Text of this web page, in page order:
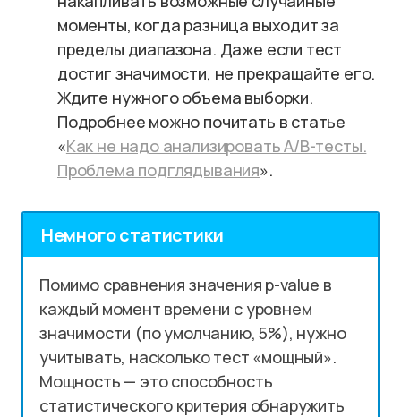
моменты, когда разница выходит за
пределы диапазона. Даже если тест
достиг значимости, не прекращайте его.
Ждите нужного объема выборки.
Подробнее можно почитать в статье
«Как не надо анализировать A/B-тесты.
Проблема подглядывания».
Немного статистики
Помимо сравнения значения p-value в
каждый момент времени с уровнем
значимости (по умолчанию, 5%), нужно
учитывать, насколько тест «мощный».
Мощность — это способность
статистического критерия обнаружить